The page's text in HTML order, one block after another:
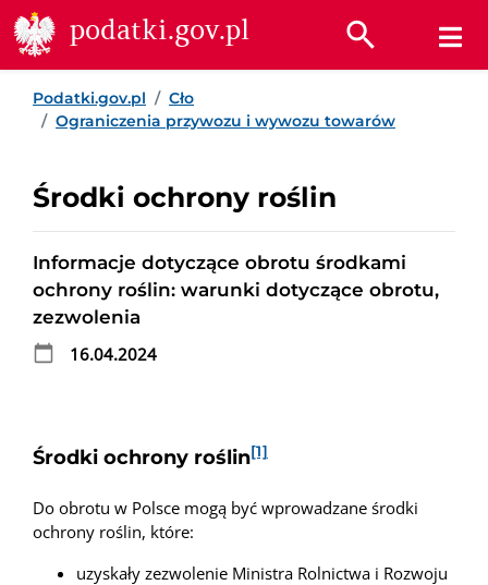
Przejdź do treści
Przejdź do wyszukiwarki
Przejdź do stopki
podatki.gov.pl
Podatki.gov.pl
Cło
Ograniczenia przywozu i wywozu towarów
Środki ochrony roślin
Informacje dotyczące obrotu środkami
ochrony roślin: warunki dotyczące obrotu,
zezwolenia
16.04.2024
Środki ochrony roślin[1]
Do obrotu w Polsce mogą być wprowadzane środki
ochrony roślin, które:
uzyskały zezwolenie Ministra Rolnictwa i Rozwoju